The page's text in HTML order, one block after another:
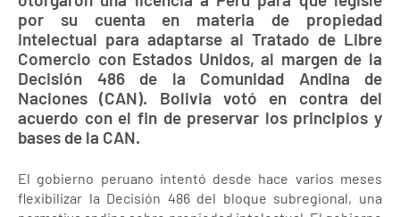
por su cuenta en materia de propiedad
intelectual para adaptarse al Tratado de Libre
Comercio con Estados Unidos, al margen de la
Decisión 486 de la Comunidad Andina de
Naciones (CAN). Bolivia votó en contra del
acuerdo con el fin de preservar los principios y
bases de la CAN.
El gobierno peruano intentó desde hace varios meses
flexibilizar la Decisión 486 del bloque subregional, una